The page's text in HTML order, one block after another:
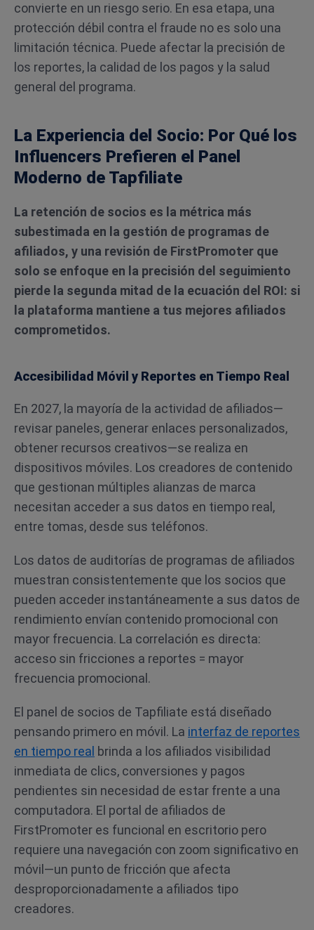
convierte en un riesgo serio. En esa etapa, una
protección débil contra el fraude no es solo una
limitación técnica. Puede afectar la precisión de
los reportes, la calidad de los pagos y la salud
general del programa.
La Experiencia del Socio: Por Qué los
Influencers Prefieren el Panel
Moderno de Tapfiliate
La retención de socios es la métrica más
subestimada en la gestión de programas de
afiliados, y una revisión de FirstPromoter que
solo se enfoque en la precisión del seguimiento
pierde la segunda mitad de la ecuación del ROI: si
la plataforma mantiene a tus mejores afiliados
comprometidos.
Accesibilidad Móvil y Reportes en Tiempo Real
En 2027, la mayoría de la actividad de afiliados—
revisar paneles, generar enlaces personalizados,
obtener recursos creativos—se realiza en
dispositivos móviles. Los creadores de contenido
que gestionan múltiples alianzas de marca
necesitan acceder a sus datos en tiempo real,
entre tomas, desde sus teléfonos.
Los datos de auditorías de programas de afiliados
muestran consistentemente que los socios que
pueden acceder instantáneamente a sus datos de
rendimiento envían contenido promocional con
mayor frecuencia. La correlación es directa:
acceso sin fricciones a reportes = mayor
frecuencia promocional.
El panel de socios de Tapfiliate está diseñado
pensando primero en móvil. La interfaz de reportes
en tiempo real brinda a los afiliados visibilidad
inmediata de clics, conversiones y pagos
pendientes sin necesidad de estar frente a una
computadora. El portal de afiliados de
FirstPromoter es funcional en escritorio pero
requiere una navegación con zoom significativo en
móvil—un punto de fricción que afecta
desproporcionadamente a afiliados tipo
creadores.